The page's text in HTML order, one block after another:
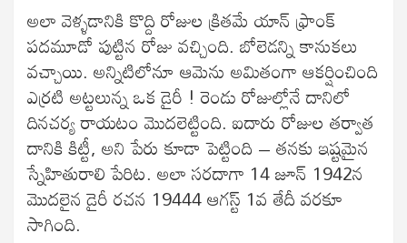
అలా వెళ్ళడానికి కొద్ది రోజుల క్రితమే యాన్ ఫ్రాంక్
పదమూడో పుట్టిన రోజు వచ్చింది. బోలెడన్ని కానుకలు
వచ్చాయి. అన్నిటిలోనూ ఆమెను అమితంగా ఆకర్షించింది
ఎర్రటి అట్టలున్న ఒక డైరీ ! రెండు రోజుల్లోనే దానిలో
దినచర్య రాయటం మొదలెట్టింది. ఐదారు రోజుల తర్వాత
దానికి కిట్టీ, అని పేరు కూడా పెట్టింది – తనకు ఇష్టమైన
స్నేహితురాలి పేరిట. అలా సరదాగా 14 జూన్ 1942న
మొదలైన డైరీ రచన 19444 ఆగస్ట్ 1వ తేదీ వరకూ
సాగింది.